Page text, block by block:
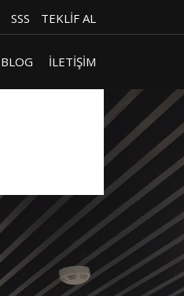
SSS TEKLİF AL
BLOG İLETİŞİM